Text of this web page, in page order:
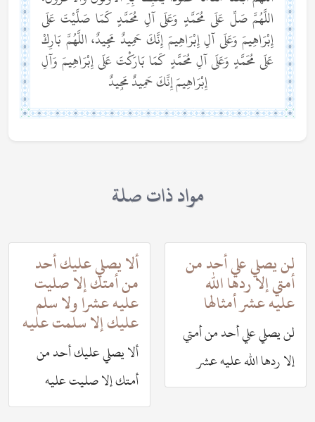
اللَّهُمَّ صَلِّ عَلَى مُحَمَّدٍ وَعَلَى آلِ مُحَمَّدٍ كَمَا صَلَّيْتَ عَلَى
إِبْرَاهِيمَ وَعَلَى آلِ إِبْرَاهِيمَ إِنَّكَ حَمِيدٌ مَجِيدٌ، اللَّهُمَّ بَارِكْ
عَلَى مُحَمَّدٍ وَعَلَى آلِ مُحَمَّدٍ كَمَا بَارَكْتَ عَلَى إِبْرَاهِيمَ وَآلِ
إِبْرَاهِيمَ إِنَّكَ حَمِيدٌ مَجِيدٌ
مواد ذات صلة
لن يصلي علي أحد من
أمتي إلا ردها الله
عليه عشر أمثالها
لن يصلي علي أحد من أمتي
إلا ردها الله عليه عشر
أمثالها
ألا يصلي عليك أحد
من أمتك إلا صليت
عليه عشرا ولا سلم
عليك إلا سلمت عليه
ألا يصلي عليك أحد من
أمتك إلا صليت عليه
عشرا ولا سلم عليك إلا